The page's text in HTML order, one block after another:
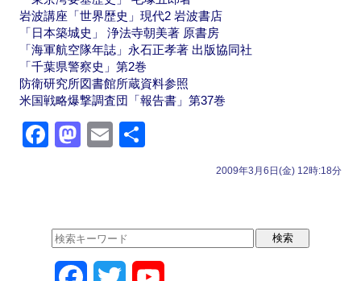
岩波講座「世界歴史」現代2 岩波書店
「日本築城史」 浄法寺朝美著 原書房
「海軍航空隊年誌」永石正孝著 出版協同社
「千葉県警察史」第2巻
防衛研究所図書館所蔵資料参照
米国戦略爆撃調査団「報告書」第37巻
F
b
o
M
d
o
E
2009年3月6日(金) 12時:18分